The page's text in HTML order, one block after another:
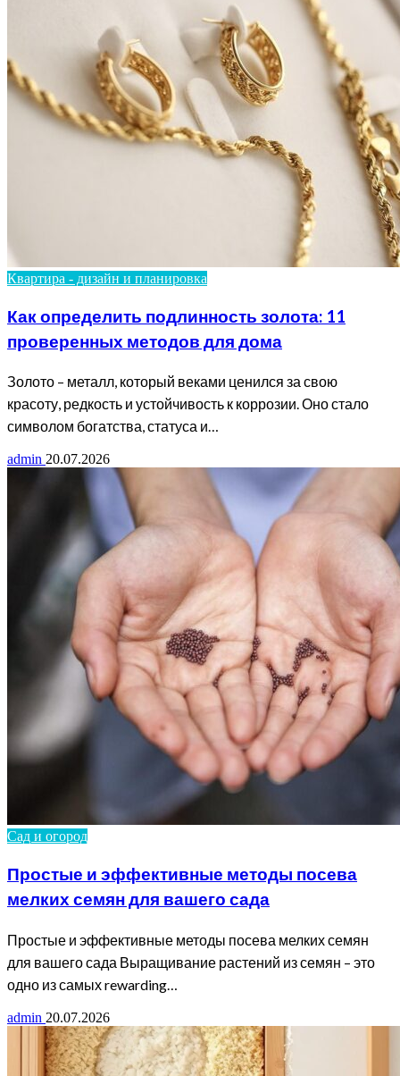
Квартира - дизайн и планировка
Как определить подлинность золота: 11
проверенных методов для дома
Золото – металл, который веками ценился за свою
красоту, редкость и устойчивость к коррозии. Оно стало
символом богатства, статуса и…
admin 20.07.2026
Сад и огород
Простые и эффективные методы посева
мелких семян для вашего сада
Простые и эффективные методы посева мелких семян
для вашего сада Выращивание растений из семян – это
одно из самых rewarding…
admin 20.07.2026